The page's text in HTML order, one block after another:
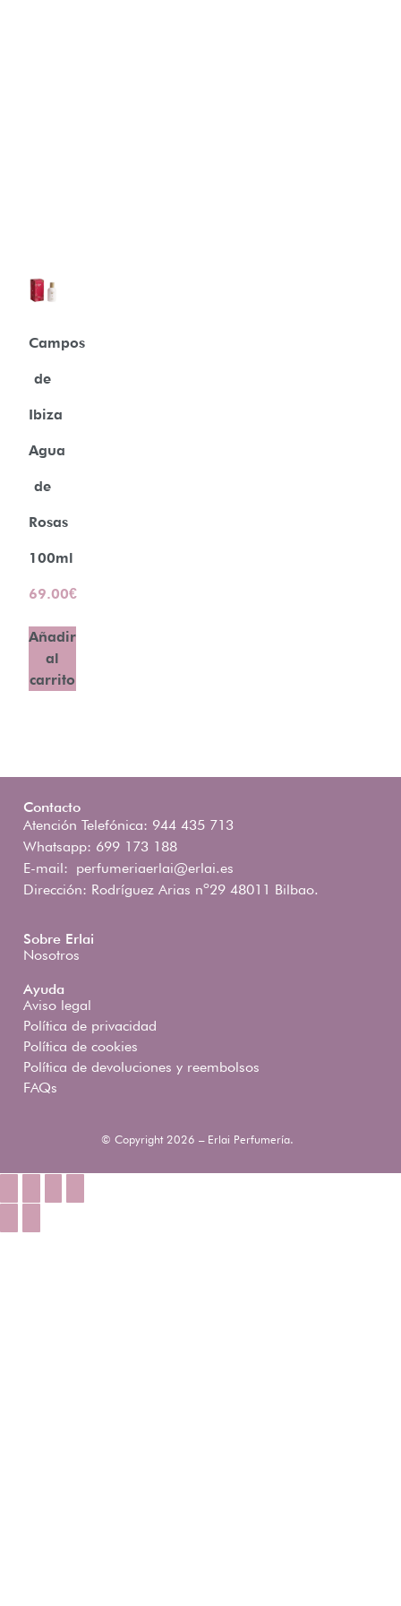
Campos
de
Ibiza
Agua
de
Rosas
100ml
69.00€
Añadir
al
carrito
Contacto
Atención Telefónica: 944 435 713
Whatsapp: 699 173 188
E-mail: perfumeriaerlai@erlai.es
Dirección: Rodríguez Arias nº29 48011 Bilbao.
Sobre Erlai
Nosotros
Ayuda
Aviso legal
Política de privacidad
Política de cookies
Política de devoluciones y reembolsos
FAQs
© Copyright 2026 – Erlai Perfumería.